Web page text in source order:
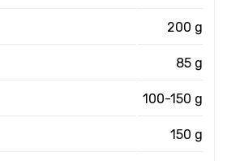
200 g
85 g
100-150 g
150 g